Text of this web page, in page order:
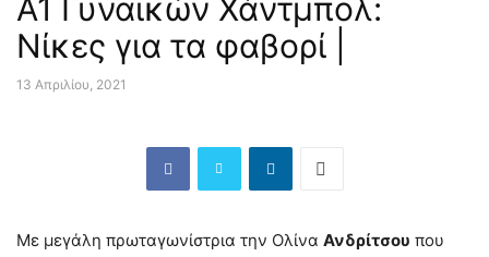
A1 Γυναικών Χάντμπολ:
Νίκες για τα φαβορί |
13 Απριλίου, 2021
Με μεγάλη πρωταγωνίστρια την Ολίνα Ανδρίτσου που